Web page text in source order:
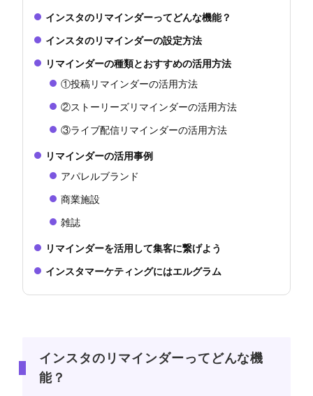
インスタのリマインダーってどんな機能？
インスタのリマインダーの設定方法
リマインダーの種類とおすすめの活用方法
①投稿リマインダーの活用方法
②ストーリーズリマインダーの活用方法
③ライブ配信リマインダーの活用方法
リマインダーの活用事例
アパレルブランド
商業施設
雑誌
リマインダーを活用して集客に繋げよう
インスタマーケティングにはエルグラム
インスタのリマインダーってどんな機
能？